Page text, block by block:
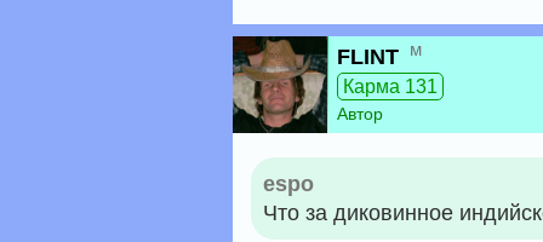
FLINT м
Карма 131
Автор
espo
Что за диковинное